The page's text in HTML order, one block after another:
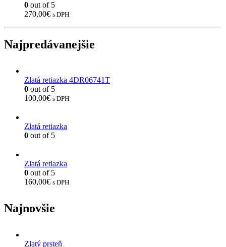
0 out of 5
270,00€ s DPH
Najpredávanejšie
Zlatá retiazka 4DR06741T
0 out of 5
100,00€ s DPH
Zlatá retiazka
0 out of 5
Zlatá retiazka
0 out of 5
160,00€ s DPH
Najnovšie
Zlatý prsteň